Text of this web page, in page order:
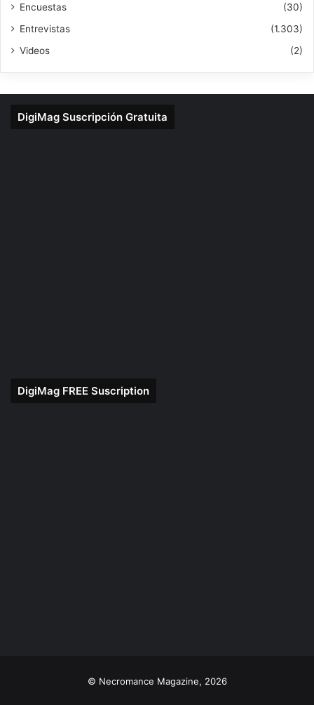
Encuestas
(30)
Entrevistas
(1.303)
Videos
(2)
DigiMag Suscripción Gratuita
DigiMag FREE Suscription
© Necromance Magazine, 2026